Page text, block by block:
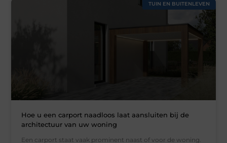
TUIN EN BUITENLEVEN
Hoe u een carport naadloos laat aansluiten bij de
architectuur van uw woning
Een carport staat vaak prominent naast of voor de woning.